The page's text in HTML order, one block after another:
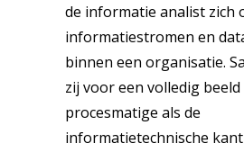
de informatie analist zich
informatiestromen en
binnen een organisatie.
zij voor een volledig beeld
procesmatige als de
informatietechnische